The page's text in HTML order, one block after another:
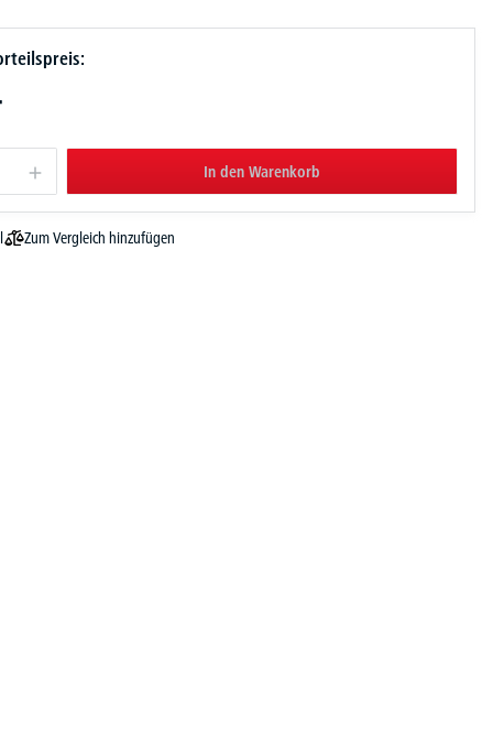
In den Warenkorb
Zum Vergleich hinzufügen